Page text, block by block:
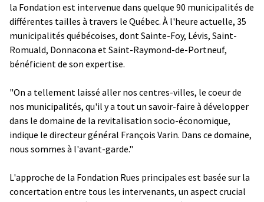
la Fondation est intervenue dans quelque 90 municipalités de
différentes tailles à travers le Québec. À l'heure actuelle, 35
municipalités québécoises, dont Sainte-Foy, Lévis, Saint-
Romuald, Donnacona et Saint-Raymond-de-Portneuf,
bénéficient de son expertise.
"On a tellement laissé aller nos centres-villes, le coeur de
nos municipalités, qu'il y a tout un savoir-faire à développer
dans le domaine de la revitalisation socio-économique,
indique le directeur général François Varin. Dans ce domaine,
nous sommes à l'avant-garde."
L'approche de la Fondation Rues principales est basée sur la
concertation entre tous les intervenants, un aspect crucial